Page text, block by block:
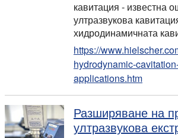
кавитация - известна
ултразвукова
хидродинамичната
https://
hydrodynamic-
applications.htm
Разширяване на
ултразвукова